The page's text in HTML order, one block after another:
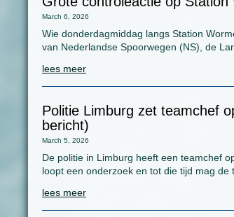
March 6, 2026
Wie donderdagmiddag langs Station
van Nederlandse Spoorwegen (NS), de
lees meer
Politie Limburg zet teamchef
bericht)
March 5, 2026
De politie in Limburg heeft een teamchef
loopt een onderzoek en tot die tijd mag de
lees meer